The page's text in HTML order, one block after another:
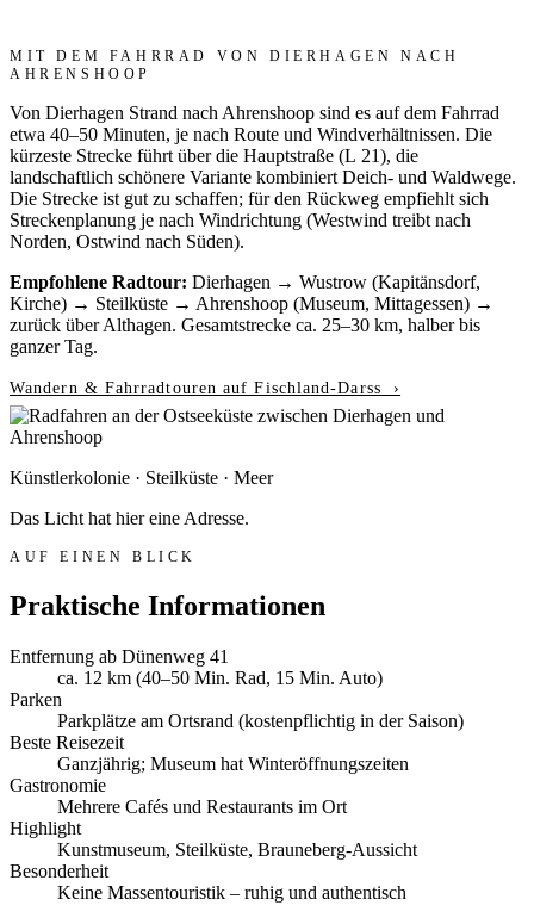
MIT DEM FAHRRAD VON DIERHAGEN NACH
AHRENSHOOP
Von Dierhagen Strand nach Ahrenshoop sind es auf dem Fahrrad
etwa 40–50 Minuten, je nach Route und Windverhältnissen. Die
kürzeste Strecke führt über die Hauptstraße (L 21), die
landschaftlich schönere Variante kombiniert Deich- und Waldwege.
Die Strecke ist gut zu schaffen; für den Rückweg empfiehlt sich
Streckenplanung je nach Windrichtung (Westwind treibt nach
Norden, Ostwind nach Süden).
Empfohlene Radtour: Dierhagen → Wustrow (Kapitänsdorf,
Kirche) → Steilküste → Ahrenshoop (Museum, Mittagessen) →
zurück über Althagen. Gesamtstrecke ca. 25–30 km, halber bis
ganzer Tag.
Wandern & Fahrradtouren auf Fischland-Darss ›
Künstlerkolonie · Steilküste · Meer
Das Licht hat hiereine Adresse.
AUF EINEN BLICK
Praktische Informationen
Entfernung ab Dünenweg 41
ca. 12 km (40–50 Min. Rad, 15 Min. Auto)
Parken
Parkplätze am Ortsrand (kostenpflichtig in der Saison)
Beste Reisezeit
Ganzjährig; Museum hat Winteröffnungszeiten
Gastronomie
Mehrere Cafés und Restaurants im Ort
Highlight
Kunstmuseum, Steilküste, Brauneberg-Aussicht
Besonderheit
Keine Massentouristik – ruhig und authentisch